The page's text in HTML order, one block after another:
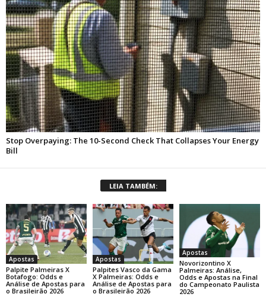
LEIA TAMBÉM:
Apostas
Palpite Palmeiras X
Botafogo: Odds e
Análise de Apostas para
o Brasileirão 2026
Apostas
Palpites Vasco da Gama
X Palmeiras: Odds e
Análise de Apostas para
o Brasileirão 2026
Apostas
Novorizontino X
Palmeiras: Análise,
Odds e Apostas na Final
do Campeonato Paulista
2026